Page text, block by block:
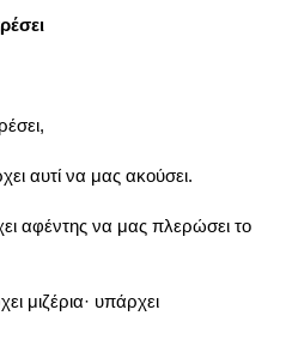
αυτί να μας ακούσει.
αφέντης να μας πλερώσει το
μιζέρια· υπάρχει